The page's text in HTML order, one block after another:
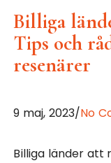
Billiga
Tips och
resenärer
9 maj, 2023/No
Billiga länder att